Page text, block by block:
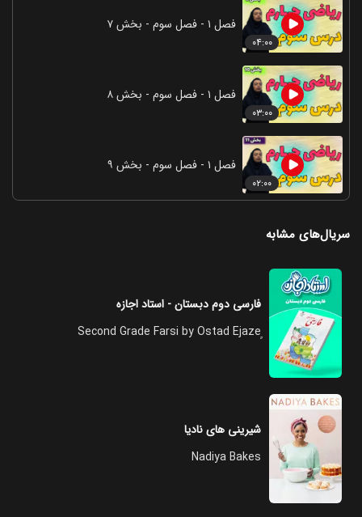
۰۴:۰۰
فصل ۱ - فصل سوم - بخش ۷
۰۳:۰۰
فصل ۱ - فصل سوم - بخش ۸
۰۲:۰۰
فصل ۱ - فصل سوم - بخش ۹
سریال‌های مشابه
فارسی دوم دبستان - استاد اجازه
شیرینی های نادیا
Nadiya Bakes